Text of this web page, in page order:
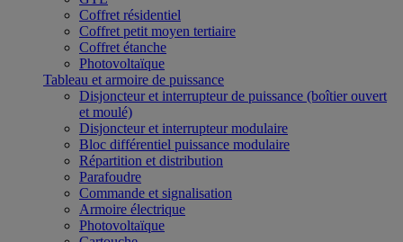
Coffret résidentiel
Coffret petit moyen tertiaire
Coffret étanche
Photovoltaïque
Tableau et armoire de puissance
Disjoncteur et interrupteur de puissance (boîtier ouvert
et moulé)
Disjoncteur et interrupteur modulaire
Bloc différentiel puissance modulaire
Répartition et distribution
Parafoudre
Commande et signalisation
Armoire électrique
Photovoltaïque